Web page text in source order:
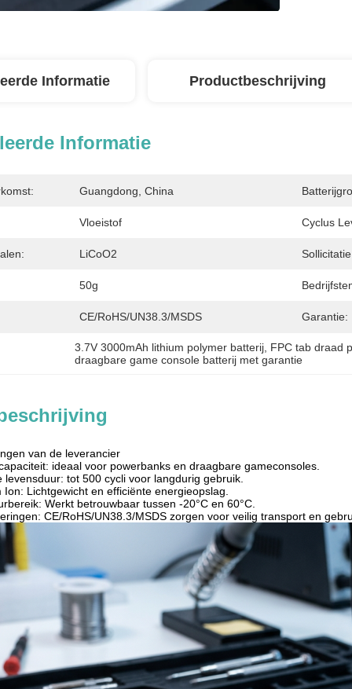
Informatie Productbeschrijving
Informatie
Guangdong, China
Vloeistof Cyclus
LiCoO2
50g
CE/RoHS/UN38.3/MSDS Garantie:
3.7V 3000mAh lithium polymer batterij FPC tab draad
draagbare game console batterij met garantie
van de leverancier
ideaal voor powerbanks en draagbare gameconsoles.
levensduur: tot 500 cycli voor langdurig gebruik.
Lichtgewicht en efficiënte energieopslag.
Werkt betrouwbaar tussen -20°C en 60°C.
CE/RoHS/UN38.3/MSDS zorgen voor veilig transport en